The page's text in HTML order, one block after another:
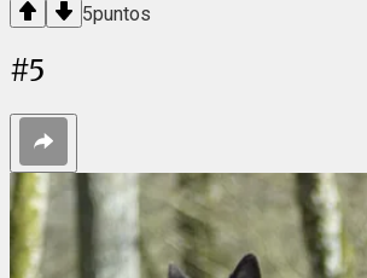
5puntos
#5